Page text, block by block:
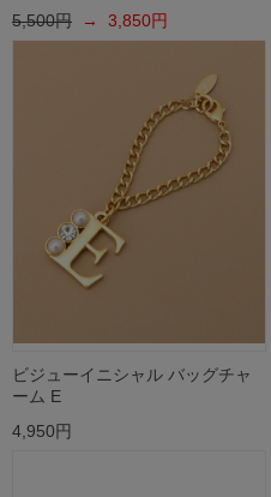
5,500円 → 3,850円
ビジューイニシャル バッグチャ
ーム E
4,950円